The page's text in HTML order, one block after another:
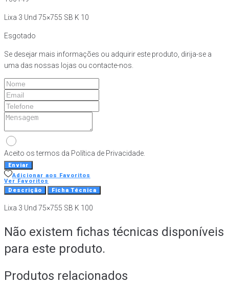
Lixa 3 Und 75×755 SB K 10
Esgotado
Se desejar mais informações ou adquirir este produto, dirija-se a
uma das nossas lojas ou contacte-nos.
Aceito os termos da Política de Privacidade.
Enviar
Adicionar aos Favoritos
Ver Favoritos
Descrição
Ficha Técnica
Lixa 3 Und 75×755 SB K 100
Não existem fichas técnicas disponíveis
para este produto.
Produtos relacionados